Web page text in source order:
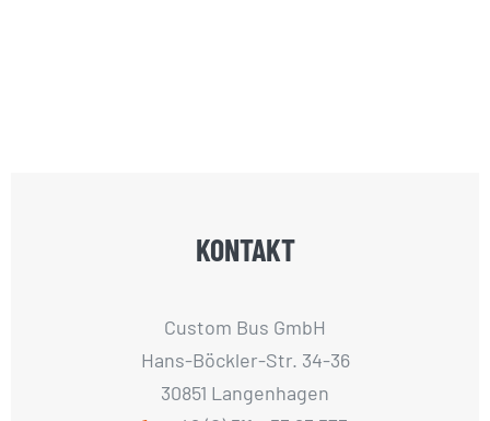
KONTAKT
Custom Bus GmbH
Hans-Böckler-Str. 34-36
30851 Langenhagen